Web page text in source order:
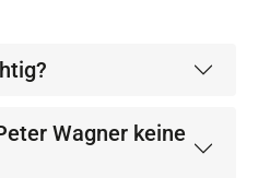
Wagner keine